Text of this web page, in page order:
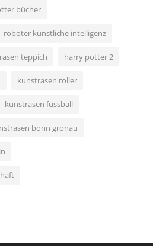
bücher
roboter künstliche intelligenz
teppich harry potter 2
kunstrasen roller
kunstrasen fussball
bonn gronau